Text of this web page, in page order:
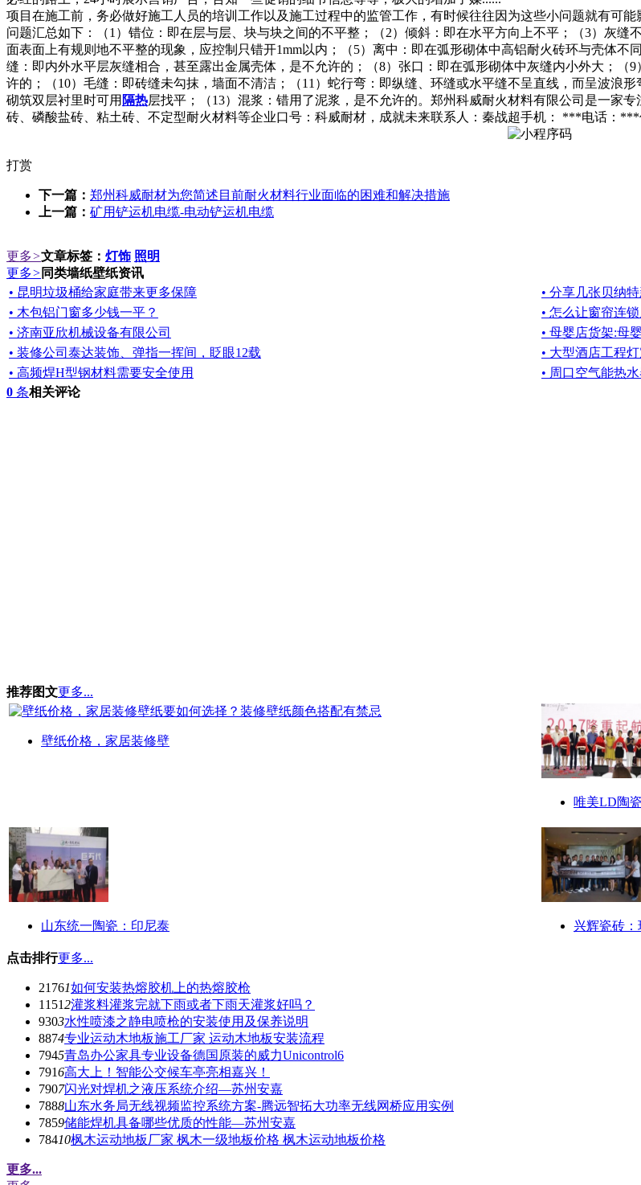
项目在施工前，务必做好施工人员的培训工作以及施工过程中的监管工作，有时候往往因为这些小问题就有可
问题汇总如下：（1）错位：即在层与层、块与块之间的不平整；（2）倾斜：即在水平方向上不平；（3）灰
面表面上有规则地不平整的现象，应控制只错开1mm以内；（5）离中：即在弧形砌体中高铝耐火砖环与壳体
缝：即内外水平层灰缝相合，甚至露出金属壳体，是不允许的；（8）张口：即在弧形砌体中灰缝内小外大；
许的；（10）毛缝：即砖缝未勾抹，墙面不清洁；（11）蛇行弯：即纵缝、环缝或水平缝不呈直线，而呈波浪
砌筑双层衬里时可用 隔热层找平；（13）混浆：错用了泥浆，是不允许的。郑州科威耐火材料有限公司是一家
砖、磷酸盐砖、粘土砖、不定型耐火材料等企业口号：科威耐材，成就未来联系人：秦战超手机： ***电话：
打赏
下一篇： 郑州科威耐材为您简述目前耐火材料行业面临的困难和解决措施
上一篇： 矿用铲运机电缆-电动铲运机电缆
更多>文章标签： 灯饰 照明
更多> 同类墙纸壁纸资讯
• 昆明垃圾桶给家庭带来更多保障
• 分享几张贝纳
• 木包铝门窗多少钱一平？
• 怎么让窗帘连
• 济南亚欣机械设备有限公司
• 母婴店货架:母
• 装修公司泰达装饰、弹指一挥间，眨眼12载
• 大型酒店工程
• 高频焊H型钢材料需要安全使用
• 周口空气能热
0 条相关评论
推荐图文更多...
壁纸价格，家居装修壁
唯美LD陶
山东统一陶瓷：印尼泰 兴辉瓷砖
点击排行更多...
21761如何安装热熔胶机上的热熔胶枪
11512灌浆料灌浆完就下雨或者下雨天灌浆好吗？
9303水性喷漆之静电喷枪的安装使用及保养说明
8874专业运动木地板施工厂家 运动木地板安装流程
7945青岛办公家具专业设备德国原装的威力Unicontrol6
7916高大上！智能公交候车亭亮相嘉兴！
7907闪光对焊机之液压系统介绍—苏州安嘉
7888山东水务局无线视频监控系统方案-腾远智拓大功率无线网桥应用实例
7859储能焊机具备哪些优质的性能—苏州安嘉
78410枫木运动地板厂家 枫木一级地板价格 枫木运动地板价格
更多...